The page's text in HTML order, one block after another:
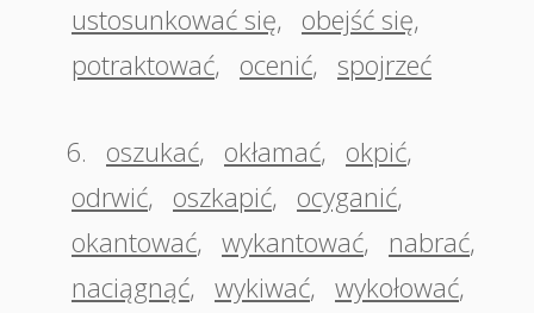
ustosunkować się, obejść się,
potraktować, ocenić, spojrzeć
6. oszukać, okłamać, okpić,
odrwić, oszkapić, ocyganić,
okantować, wykantować, nabrać,
naciągnąć, wykiwać, wykołować,